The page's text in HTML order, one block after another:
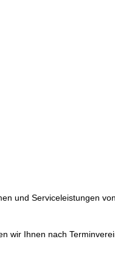
und Serviceleistungen von
wir Ihnen nach